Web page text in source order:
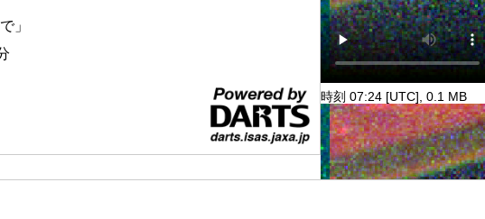
」
時刻 07:24 [UTC], 0.1 MB